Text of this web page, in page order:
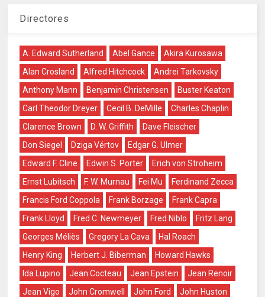
Directores
A. Edward Sutherland Abel Gance
Akira Kurosawa
Alan Crosland
Alfred Hitchcock
Andrei Tarkovsky
Anthony Mann
Benjamin Christensen
Buster Keaton
Carl Theodor Dreyer
Cecil B. DeMille
Charles Chaplin
Clarence Brown
D. W. Griffith
Dave Fleischer
Don Siegel
Dziga Vértov
Edgar G. Ulmer
Edward F. Cline
Edwin S. Porter
Erich von Stroheim
Ernst Lubitsch
F. W. Murnau Fei Mu
Ferdinand Zecca
Francis Ford Coppola
Frank Borzage
Frank Capra
Frank Lloyd
Fred C. Newmeyer Fred Niblo
Fritz Lang
Georges Méliès
Gregory La Cava
Hal Roach
Henry King
Herbert J. Biberman
Howard Hawks
Ida Lupino
Jean Cocteau Jean Epstein
Jean Renoir
Jean Vigo
John Cromwell John Ford
John Huston